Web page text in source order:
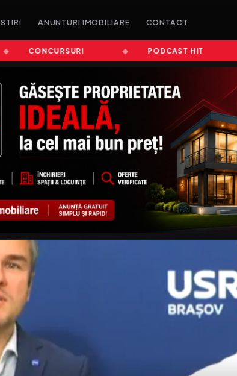
STIRI ANUNTURI IMOBILIARE CONTACT
CONCURSURI PODCAST HIT